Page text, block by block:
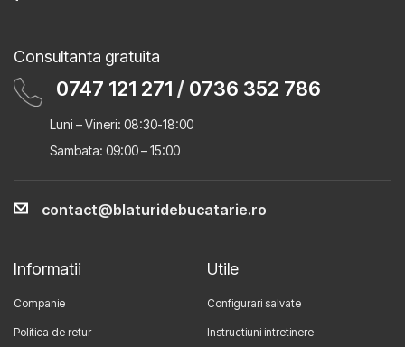
Consultanta gratuita
0747 121 271 / 0736 352 786
Luni – Vineri: 08:30-18:00
Sambata: 09:00 – 15:00
contact@blaturidebucatarie.ro
Informatii
Companie
Politica de retur
Utile
Configurari salvate
Instructiuni intretinere